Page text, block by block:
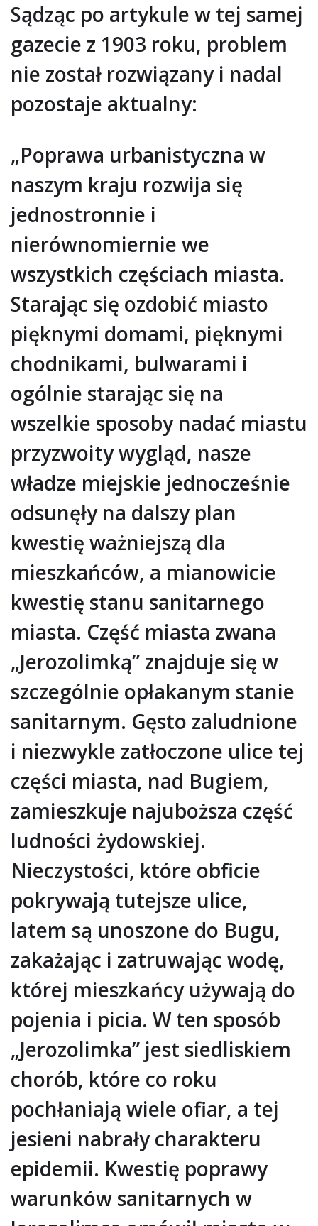
Sądząc po artykule w tej samej
gazecie z 1903 roku, problem
nie został rozwiązany i nadal
pozostaje aktualny:
„Poprawa urbanistyczna w
naszym kraju rozwija się
jednostronnie i
nierównomiernie we
wszystkich częściach miasta.
Starając się ozdobić miasto
pięknymi domami, pięknymi
chodnikami, bulwarami i
ogólnie starając się na
wszelkie sposoby nadać miastu
przyzwoity wygląd, nasze
władze miejskie jednocześnie
odsunęły na dalszy plan
kwestię ważniejszą dla
mieszkańców, a mianowicie
kwestię stanu sanitarnego
miasta. Część miasta zwana
„Jerozolimką” znajduje się w
szczególnie opłakanym stanie
sanitarnym. Gęsto zaludnione
i niezwykle zatłoczone ulice tej
części miasta, nad Bugiem,
zamieszkuje najuboższa część
ludności żydowskiej.
Nieczystości, które obficie
pokrywają tutejsze ulice,
latem są unoszone do Bugu,
zakażając i zatruwając wodę,
której mieszkańcy używają do
pojenia i picia. W ten sposób
„Jerozolimka” jest siedliskiem
chorób, które co roku
pochłaniają wiele ofiar, a tej
jesieni nabrały charakteru
epidemii. Kwestię poprawy
warunków sanitarnych w